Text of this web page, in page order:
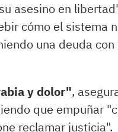
asesino en
cómo el sistema
una deuda con
y dolor",
que empuñar
reclamar justicia".